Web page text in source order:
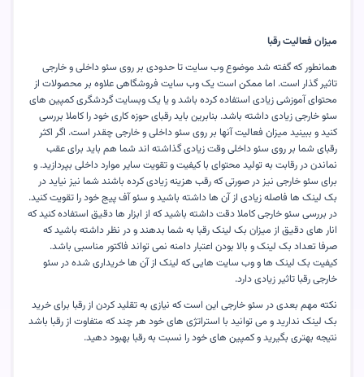
میزان فعالیت رقبا
همانطور که گفته شد موضوع وب سایت تا حدودی بر روی سئو داخلی و خارجی
تاثیر گذار است. اما ممکن است یک وب سایت فروشگاهی علاوه بر محصولات از
محتوای آموزشی زیادی استفاده کرده باشد و یا یک وبسایت گردشگری کمپین های
سئو خارجی زیادی داشته باشد. بنابرین باید رقبای حوزه کاری خود را کاملا بررسی
کنید و ببینید میزان فعالیت آنها بر روی سئو داخلی و خارجی چقدر است. اگر اکثر
رقبای شما بر روی سئو داخلی وقت زیادی گذاشته اند شما هم باید برای عقب
نماندن در رقابت به تولید محتوای با کیفیت و تقویت سایر موارد داخلی بپردازید. و
برای سئو خارجی نیز در صورتی که رقب هزینه زیادی کرده باشند شما نیز نیاید در
بک لینک ها فاصله زیادی از آن ها داشته باشید و سئو آف پیج خود را تقویت کنید.
در بررسی سئو خارجی کاملا دقت داشته باشید که از ابزار ها دقیق استفاده کنید که
انار های دقیق از میزان بک لینک رقبا به شما بدهند و در نظر داشته باشید که
صرفا تعداد بک لینک و بالا بودن اعتبار دامنه نمی تواند فاکتور مناسبی باشد.
کیفیت بک لینک ها و وب سایت هایی که لینک از آن ها خریداری شده در سئو
خارجی رقبا تاثیر زیادی دارد.
نکته مهم بعدی در سئو خارجی این است که نیازی به تقلید کردن از رقبا برای خرید
بک لینک ندارید و می توانید با استراتژی های خود هر چند که متفاوت از رقبا باشد
نتیجه بهتری بگیرید و کمپین های خود را نسبت به رقبا بهبود دهید.